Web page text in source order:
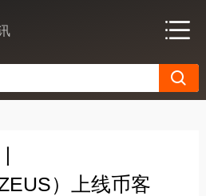
）上线币客